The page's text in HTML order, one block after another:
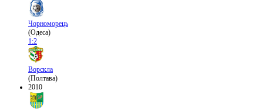
Чорноморець
(Одеса)
1:2
Ворскла
(Полтава)
2010